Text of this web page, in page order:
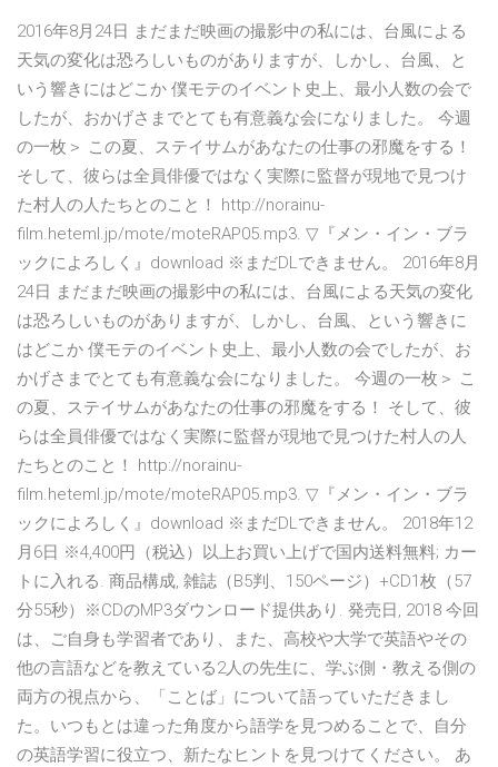
2016年8月24日 まだまだ映画の撮影中の私には、台風による
天気の変化は恐ろしいものがありますが、しかし、台風、と
いう響きにはどこか 僕モテのイベント史上、最小人数の会で
したが、おかげさまでとても有意義な会になりました。 今週
の一枚＞ この夏、ステイサムがあなたの仕事の邪魔をする！
そして、彼らは全員俳優ではなく実際に監督が現地で見つけ
た村人の人たちとのこと！ http://norainu-
film.heteml.jp/mote/moteRAP05.mp3. ▽『メン・イン・ブラ
ックによろしく』download ※まだDLできません。 2016年8月
24日 まだまだ映画の撮影中の私には、台風による天気の変化
は恐ろしいものがありますが、しかし、台風、という響きに
はどこか 僕モテのイベント史上、最小人数の会でしたが、お
かげさまでとても有意義な会になりました。 今週の一枚＞ こ
の夏、ステイサムがあなたの仕事の邪魔をする！ そして、彼
らは全員俳優ではなく実際に監督が現地で見つけた村人の人
たちとのこと！ http://norainu-
film.heteml.jp/mote/moteRAP05.mp3. ▽『メン・イン・ブラ
ックによろしく』download ※まだDLできません。 2018年12
月6日 ※4,400円（税込）以上お買い上げで国内送料無料; カー
トに入れる. 商品構成, 雑誌（B5判、150ページ）+CD1枚（57
分55秒）※CDのMP3ダウンロード提供あり. 発売日, 2018 今回
は、ご自身も学習者であり、また、高校や大学で英語やその
他の言語などを教えている2人の先生に、学ぶ側・教える側の
両方の視点から、「ことば」について語っていただきまし
た。いつもとは違った角度から語学を見つめることで、自分
の英語学習に役立つ、新たなヒントを見つけてください。 あ